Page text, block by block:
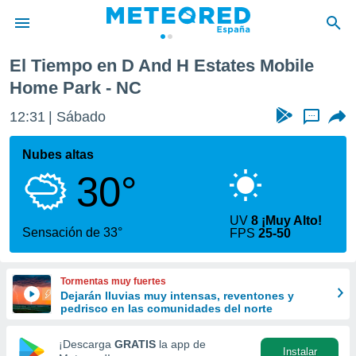
de
para
la
calidad.
a este
forma
digital
El Tiempo en D And H Estates Mobile
Home Park - NC
12:31 Sábado ...
Nubes altas
30°
Sensación de 33°
UV8 ¡Muy Alto!
FPS25-50
Tormentas muy fuertes
Dejarán lluvias muy intensas, reventones y
pedrisco en las comunidades del norte
¡Descarga GRATIS la app de
Instalar